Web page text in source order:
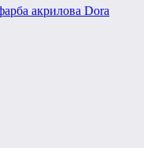
акрилова Dora